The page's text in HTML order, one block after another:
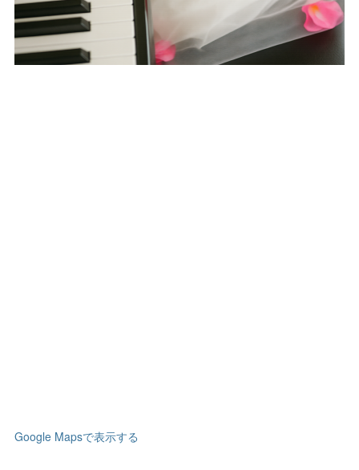
Google Mapsで表示する